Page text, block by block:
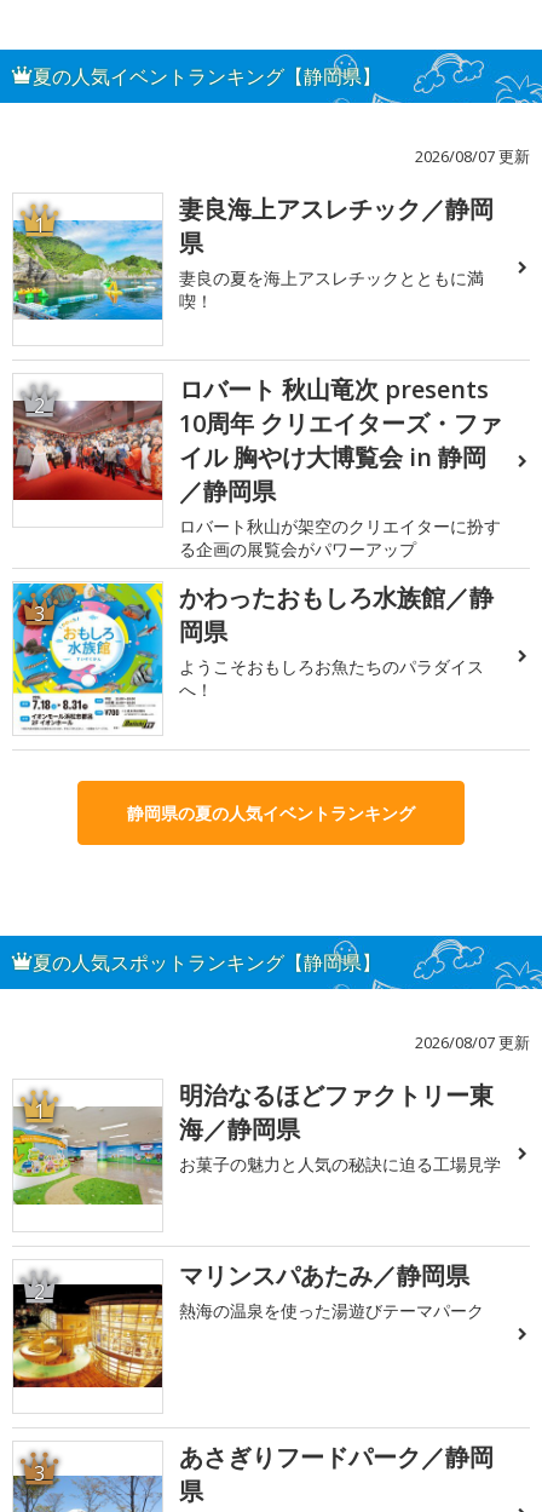
夏の人気イベントランキング【静岡県】
2026/08/07 更新
1
妻良海上アスレチック／静岡
県
妻良の夏を海上アスレチックとともに満
喫！
2
ロバート 秋山竜次 presents
10周年 クリエイターズ・ファ
イル 胸やけ大博覧会 in 静岡
／静岡県
ロバート秋山が架空のクリエイターに扮す
る企画の展覧会がパワーアップ
3
かわったおもしろ水族館／静
岡県
ようこそおもしろお魚たちのパラダイス
へ！
静岡県の夏の人気イベントランキング
夏の人気スポットランキング【静岡県】
2026/08/07 更新
1
明治なるほどファクトリー東
海／静岡県
お菓子の魅力と人気の秘訣に迫る工場見学
2 マリンスパあたみ／静岡県
熱海の温泉を使った湯遊びテーマパーク
3
あさぎりフードパーク／静岡
県